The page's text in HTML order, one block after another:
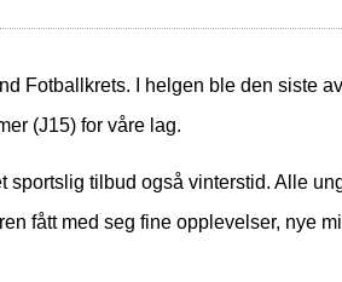
Fotballkrets. I helgen ble den siste
(J15) for våre lag.
tilbud også vinterstid. Alle
fått med seg fine opplevelser, nye